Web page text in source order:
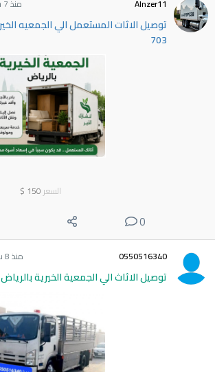
Alnzer11 منذ 7 ساعات
703
السعر 150
$
0
0550516340 منذ 8 ساعات
توصيل الاثاث الي الجمعية الخيرية بالرياض 0550516340